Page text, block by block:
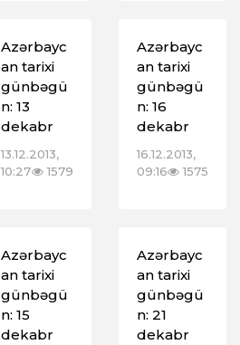
Azərbayc
an tarixi
günbəgü
n: 13
dekabr
13.12.2013,
10:27
1579
Azərbayc
an tarixi
günbəgü
n: 16
dekabr
16.12.2013,
09:16
1575
Azərbayc
an tarixi
günbəgü
n: 15
dekabr
Azərbayc
an tarixi
günbəgü
n: 21
dekabr